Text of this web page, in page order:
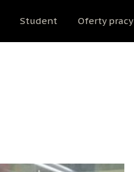
Student Oferty pracy